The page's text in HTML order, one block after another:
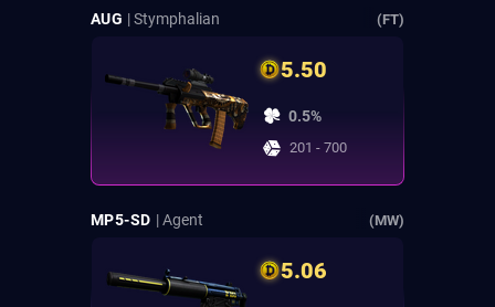
AUG | Stymphalian (FT)
5.50
0.5%
201 - 700
MP5-SD | Agent (MW)
5.06